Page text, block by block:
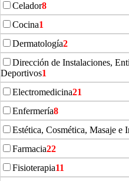
Celador8
Cocina1
Dermatología2
Dirección de Instalaciones,
Deportivos1
Electromedicina21
Enfermería8
Estética, Cosmética, Masaje e
Farmacia22
Fisioterapia11